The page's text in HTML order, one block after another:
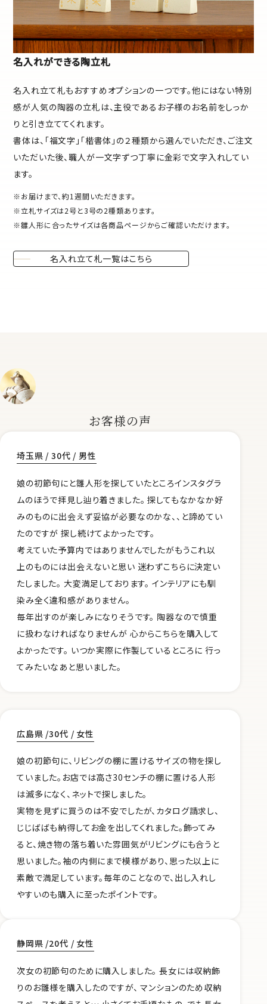
名入れができる陶立札
名入れ立て札もおすすめオプションの一つです。他にはない特別
感が人気の陶器の立札は、主役であるお子様のお名前をしっか
りと引き立ててくれます。
書体は、「福文字」「楷書体」の２種類から選んでいただき、ご注文
いただいた後、職人が一文字ずつ丁寧に金彩で文字入れしてい
ます。
※お届けまで、約1週間いただきます。
※立札サイズは2号と3号の2種類あります。
※雛人形に合ったサイズは各商品ページからご確認いただけます。
名入れ立て札一覧はこちら
お客様の声
埼玉県 / 30代 / 男性
娘の初節句にと雛人形を探していたところインスタグラ
ムのほうで拝見し辿り着きました。 探してもなかなか好
みのものに出会えず妥協が必要なのかな、、と諦めてい
たのですが 探し続けてよかったです。
考えていた予算内ではありませんでしたがもうこれ以
上のものには出会えないと思い 迷わずこちらに決定い
たしました。 大変満足しております。 インテリアにも馴
染み全く違和感がありません。
毎年出すのが楽しみになりそうです。 陶器なので慎重
に扱わなければなりませんが 心からこちらを購入して
よかったです。 いつか実際に作製しているところに 行っ
てみたいなあと思いました。
広島県 /30代 / 女性
娘の初節句に、リビングの棚に置けるサイズの物を探し
ていました。お店では高さ30センチの棚に置ける人形
は滅多になく、ネットで探しました。
実物を見ずに買うのは不安でしたが、カタログ請求し、
じじばばも納得してお金を出してくれました。飾ってみ
ると、焼き物の落ち着いた雰囲気がリビングにも合うと
思いました。袖の内側にまで模様があり、思った以上に
素敵で満足しています。毎年のことなので、出し入れし
やすいのも購入に至ったポイントです。
静岡県 /20代 / 女性
次女の初節句のために購入しました。 長女には収納飾
りのお雛様を購入したのですが、 マンションのため収納